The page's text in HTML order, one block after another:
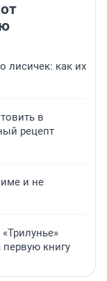
лисичек: как их
в
рецепт
и не
книгу